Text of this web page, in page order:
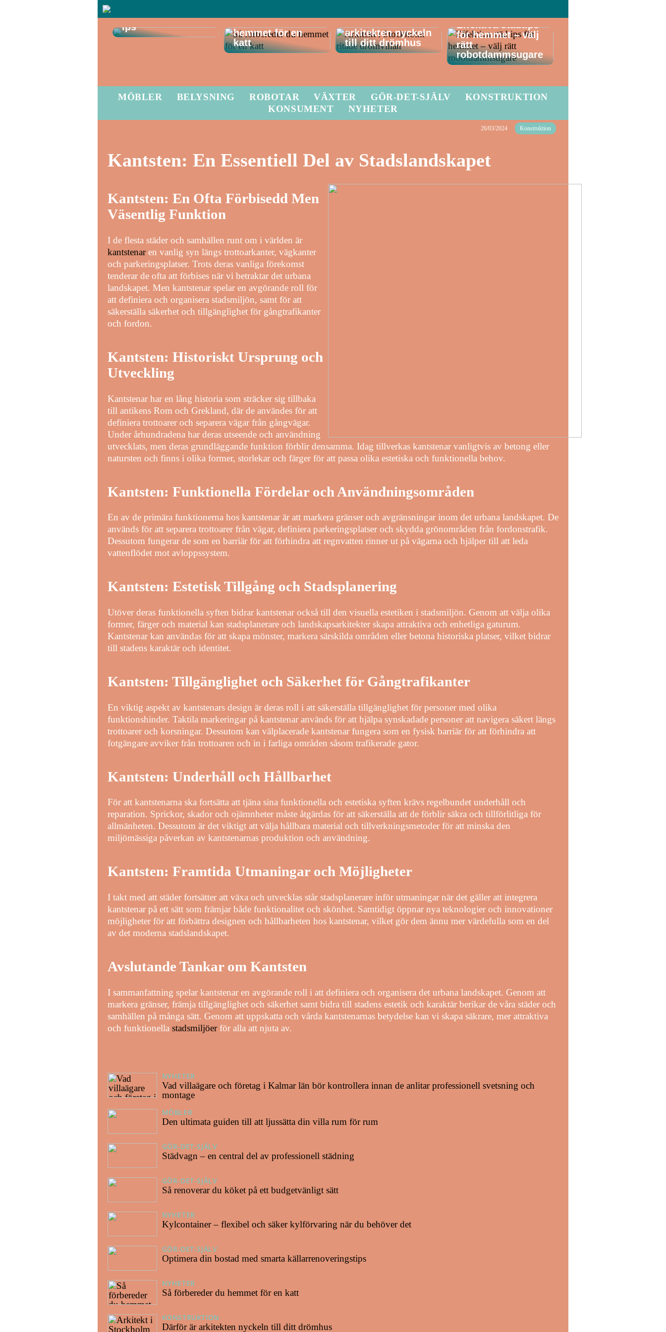
källarrenoveringst
ips
hemmet för en
katt
arkitekten nyckeln
till ditt drömhus
Effektiva städtips
för hemmet – välj
rätt
robotdammsugare
MÖBLER BELYSNING ROBOTAR VÄXTER GÖR-DET-SJÄLV
KONSTRUKTION
KONSUMENT
NYHETER
26/03/2024 Konstruktion
Kantsten: En Essentiell Del av Stadslandskapet
Kantsten: En Ofta Förbisedd Men
Väsentlig Funktion
I de flesta städer och samhällen runt om i världen är
kantstenaren vanlig syn längs trottoarkanter, vägkanter
och parkeringsplatser. Trots deras vanliga förekomst
tenderar de ofta att förbises när vi betraktar det urbana
landskapet. Men kantstenar spelar en avgörande roll för
att definiera och organisera stadsmiljön, samt för att
säkerställa säkerhet och tillgänglighet för gångtrafikanter
och fordon.
Kantsten: Historiskt Ursprung och
Utveckling
Kantstenar har en lång historia som sträcker sig tillbaka
till antikens Rom och Grekland, där de användes för att
definiera trottoarer och separera vägar från gångvägar.
Under århundradena har deras utseende och användning
utvecklats, men deras grundläggande funktion förblir densamma. Idag tillverkas kantstenar vanligtvis av betong eller
natursten och finns i olika former, storlekar och färger för att passa olika estetiska och funktionella behov.
Kantsten: Funktionella Fördelar och Användningsområden
En av de primära funktionerna hos kantstenar är att markera gränser och avgränsningar inom det urbana landskapet. De
används för att separera trottoarer från vägar, definiera parkeringsplatser och skydda grönområden från fordonstrafik.
Dessutom fungerar de som en barriär för att förhindra att regnvatten rinner ut på vägarna och hjälper till att leda
vattenflödet mot avloppssystem.
Kantsten: Estetisk Tillgång och Stadsplanering
Utöver deras funktionella syften bidrar kantstenar också till den visuella estetiken i stadsmiljön. Genom att välja olika
former, färger och material kan stadsplanerare och landskapsarkitekter skapa attraktiva och enhetliga gaturum.
Kantstenar kan användas för att skapa mönster, markera särskilda områden eller betona historiska platser, vilket bidrar
till stadens karaktär och identitet.
Kantsten: Tillgänglighet och Säkerhet för Gångtrafikanter
En viktig aspekt av kantstenars design är deras roll i att säkerställa tillgänglighet för personer med olika
funktionshinder. Taktila markeringar på kantstenar används för att hjälpa synskadade personer att navigera säkert längs
trottoarer och korsningar. Dessutom kan välplacerade kantstenar fungera som en fysisk barriär för att förhindra att
fotgängare avviker från trottoaren och in i farliga områden såsom trafikerade gator.
Kantsten: Underhåll och Hållbarhet
För att kantstenarna ska fortsätta att tjäna sina funktionella och estetiska syften krävs regelbundet underhåll och
reparation. Sprickor, skador och ojämnheter måste åtgärdas för att säkerställa att de förblir säkra och tillförlitliga för
allmänheten. Dessutom är det viktigt att välja hållbara material och tillverkningsmetoder för att minska den
miljömässiga påverkan av kantstenarnas produktion och användning.
Kantsten: Framtida Utmaningar och Möjligheter
I takt med att städer fortsätter att växa och utvecklas står stadsplanerare inför utmaningar när det gäller att integrera
kantstenar på ett sätt som främjar både funktionalitet och skönhet. Samtidigt öppnar nya teknologier och innovationer
möjligheter för att förbättra designen och hållbarheten hos kantstenar, vilket gör dem ännu mer värdefulla som en del
av det moderna stadslandskapet.
Avslutande Tankar om Kantsten
I sammanfattning spelar kantstenar en avgörande roll i att definiera och organisera det urbana landskapet. Genom att
markera gränser, främja tillgänglighet och säkerhet samt bidra till stadens estetik och karaktär berikar de våra städer och
samhällen på många sätt. Genom att uppskatta och vårda kantstenarnas betydelse kan vi skapa säkrare, mer attraktiva
och funktionella stadsmiljöerför alla att njuta av.
NYHETER
Vad villaägare och företag i Kalmar län bör kontrollera innan de anlitar professionell svetsning och
montage
MÖBLER
Den ultimata guiden till att ljussätta din villa rum för rum
GÖR-DET-SJÄLV
Städvagn – en central del av professionell städning
GÖR-DET-SJÄLV
Så renoverar du köket på ett budgetvänligt sätt
NYHETER
Kylcontainer – flexibel och säker kylförvaring när du behöver det
GÖR-DET-SJÄLV
Optimera din bostad med smarta källarrenoveringstips
NYHETER
Så förbereder du hemmet för en katt
KONSTRUKTION
Därför är arkitekten nyckeln till ditt drömhus